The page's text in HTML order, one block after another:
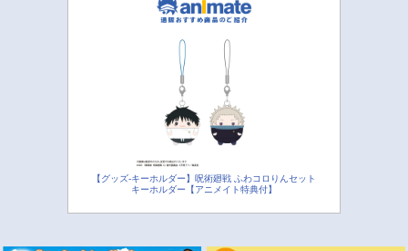
【グッズ-キーホルダー】呪術廻戦 ふわコロりんセット
キーホルダー【アニメイト特典付】